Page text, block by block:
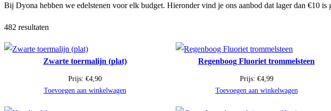
Bij Dyona hebben we edelstenen voor elk budget. Hieronder vind je ons aanbod dat lager dan €10 is
482 resultaten
Zwarte toermalijn (plat)
Prijs: €4,90
Toevoegen aan winkelwagen
Regenboog Fluoriet trommelsteen
Prijs: €4,99
Toevoegen aan winkelwagen